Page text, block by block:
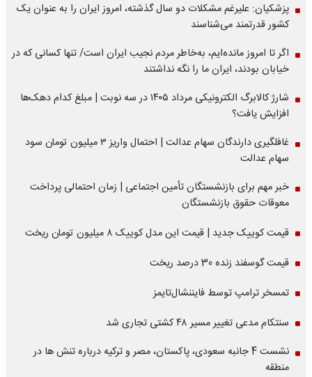
پزشکیان: علیرغم مشکلات دو سال گذشته، امروز ایران را به عنوان یک
کشور قدرتمند می‌شناسند
اگر تا امروز مانده‌ایم، به‌خاطر مردم نجیب ایران است/ تنها کسانی که در
خیابان بودند، ایران ما را نگه نداشتند
شارژ کالابرگ الکترونیکی مرداد ۱۴۰۵ در سه نوبت | مبلغ کدام دهک‌ها
افزایش یافت؟
غافلگیری دارندگان سهام عدالت | احتمال واریز ۳ میلیون تومان سود
سهام عدالت
خبر مهم برای بازنشستگان تأمین اجتماعی | زمان احتمالی پرداخت
معوقات حقوق بازنشستگان
قیمت کوییک جدید | قیمت این مدل کوییک ۸ میلیون تومان ریخت
قیمت گوسفند زنده 30 درصد ریخت
تمسخر ترامپ توسط فایننشال‌تایمز
سنتکام مدعی تغییر مسیر ۴۸ کشتی تجاری شد
نشست 4 جانبه سعودی، پاکستان، مصر و ترکیه درباره تنش ها در
منطقه